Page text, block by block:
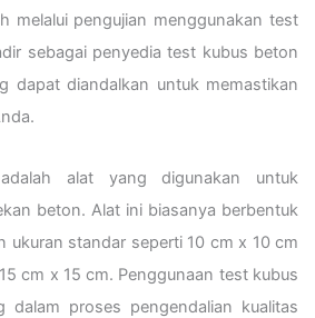
melalui pengujian menggunakan test
sebagai penyedia test kubus beton
dapat diandalkan untuk memastikan
alat yang digunakan untuk
beton. Alat ini biasanya berbentuk
ukuran standar seperti 10 cm x 10 cm
cm x 15 cm. Penggunaan test kubus
dalam proses pengendalian kualitas